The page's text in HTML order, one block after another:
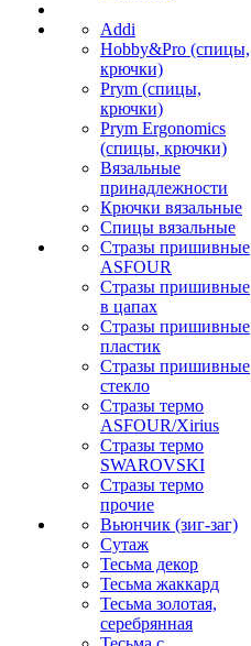
Addi
Hobby&Pro (спицы,
крючки)
Prym (спицы,
крючки)
Prym Ergonomics
(спицы, крючки)
Вязальные
принадлежности
Крючки вязальные
Спицы вязальные
Стразы пришивные
ASFOUR
Стразы пришивные
в цапах
Стразы пришивные
пластик
Стразы пришивные
стекло
Стразы термо
ASFOUR/Xirius
Стразы термо
SWAROVSKI
Стразы термо
прочие
Вьюнчик (зиг-заг)
Сутаж
Тесьма декор
Тесьма жаккард
Тесьма золотая,
серебрянная